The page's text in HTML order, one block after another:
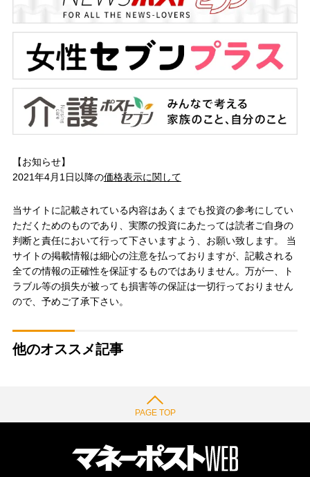
【お知らせ】
2021年4月1日以降の価格表示に関して
当サイトに記載されている内容はあくまでも投資の参考にしてい
ただくためのものであり、実際の投資にあたっては読者ご自身の
判断と責任において行って下さいますよう、お願い致します。 当
サイトの掲載情報は細心の注意を払っておりますが、記載される
全ての情報の正確性を保証するものではありません。万が一、ト
ラブル等の損失が被っても損害等の保証は一切行っておりません
ので、予めご了承下さい。
他のオススメ記事
PAGE TOP